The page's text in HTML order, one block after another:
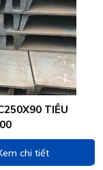
TIÊU
chi tiết